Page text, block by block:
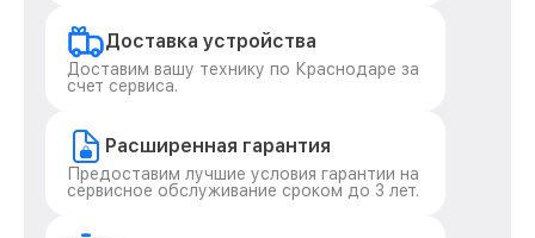
Доставка устройства
Доставим вашу технику по Краснодаре за
счет сервиса.
Расширенная гарантия
Предоставим лучшие условия гарантии на
сервисное обслуживание сроком до 3 лет.